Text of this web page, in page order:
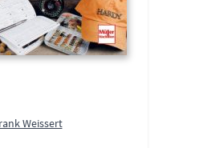
Weissert